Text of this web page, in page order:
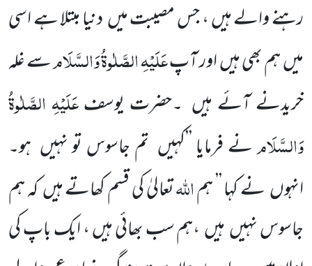
رہنے والے ہیں ، جس مصیبت میں دنیا مبتلا ہے اسی
میں ہم بھی ہیں اور آپعَلَیْہِ الصَّلٰوۃُ وَالسَّلَامسے غلہ
خریدنے آئے ہیں ۔حضرت یوسفعَلَیْہِ الصَّلٰوۃُ
وَالسَّلَامنے فرمایا ’’کہیں تم جاسوس تو نہیں ہو۔
انہوں نے کہا ’’ ہماللّٰہتعالیٰ کی قسم کھاتے ہیں کہ ہم
جاسوس نہیں ہیں ،ہم سب بھائی ہیں ، ایک باپ کی